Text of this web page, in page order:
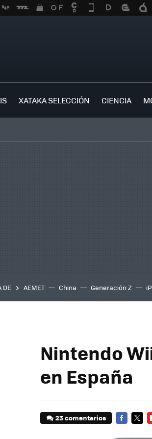
XATAKA SELECCIÓN CIENCIA
DE AEMET China Generación Z
Nintendo
en España
23 comentarios